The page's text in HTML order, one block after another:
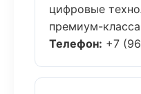
цифровые
премиум-
Телефон: +7